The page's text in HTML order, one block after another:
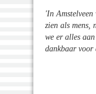
'In
zien als mens,
we er alles
dankbaar voor